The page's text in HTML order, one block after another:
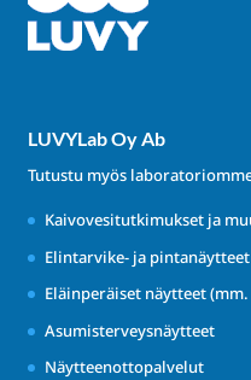
LUVYLab Oy Ab
Tutustu myös
Kaivovesitutkimukset ja
Elintarvike- ja pintanäytteet
Eläinperäiset näytteet
Asumisterveysnäytteet
Näytteenottopalvelut